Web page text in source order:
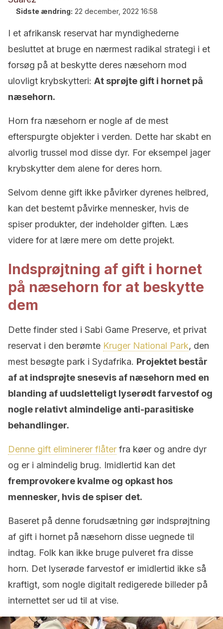
Sidste ændring: 22 december, 2022 16:58
I et afrikansk reservat har myndighederne
besluttet at bruge en nærmest radikal strategi i et
forsøg på at beskytte deres næsehorn mod
ulovligt krybskytteri: At sprøjte gift i hornet på
næsehorn.
Horn fra næsehorn er nogle af de mest
efterspurgte objekter i verden. Dette har skabt en
alvorlig trussel mod disse dyr. For eksempel jager
krybskytter dem alene for deres horn.
Selvom denne gift ikke påvirker dyrenes helbred,
kan det bestemt påvirke mennesker, hvis de
spiser produkter, der indeholder giften. Læs
videre for at lære mere om dette projekt.
Indsprøjtning af gift i hornet
på næsehorn for at beskytte
dem
Dette finder sted i Sabi Game Preserve, et privat
reservat i den berømte Kruger National Park, den
mest besøgte park i Sydafrika. Projektet består
af at indsprøjte snesevis af næsehorn med en
blanding af uudsletteligt lyserødt farvestof og
nogle relativt almindelige anti-parasitiske
behandlinger.
Denne gift eliminerer flåter fra køer og andre dyr
og er i almindelig brug. Imidlertid kan det
fremprovokere kvalme og opkast hos
mennesker, hvis de spiser det.
Baseret på denne forudsætning gør indsprøjtning
af gift i hornet på næsehorn disse uegnede til
indtag. Folk kan ikke bruge pulveret fra disse
horn. Det lyserøde farvestof er imidlertid ikke så
kraftigt, som nogle digitalt redigerede billeder på
internettet ser ud til at vise.